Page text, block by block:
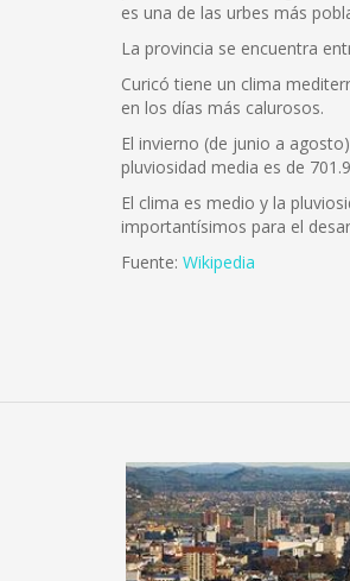
es una de las urbes más
La provincia se encuentra
Curicó tiene un clima
en los días más calurosos.
El invierno (de junio a
pluviosidad media es de
El clima es medio y la
importantísimos para el
Fuente: Wikipedia